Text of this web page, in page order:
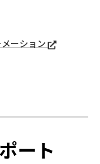
ーション
ート